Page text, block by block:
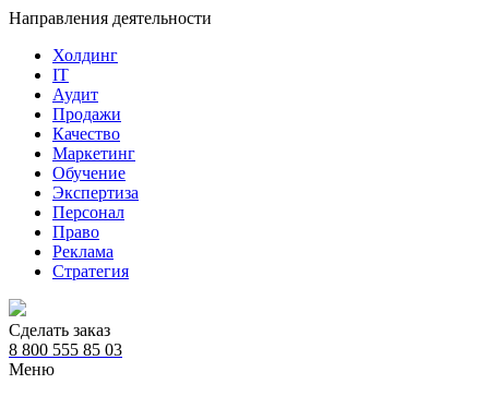
Направления деятельности
Холдинг
IT
Аудит
Продажи
Качество
Маркетинг
Обучение
Экспертиза
Персонал
Право
Реклама
Стратегия
Сделать заказ
8 800 555 85 03
Меню